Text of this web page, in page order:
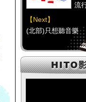
流
【Next】
(北部)只想聽音樂
【
(中